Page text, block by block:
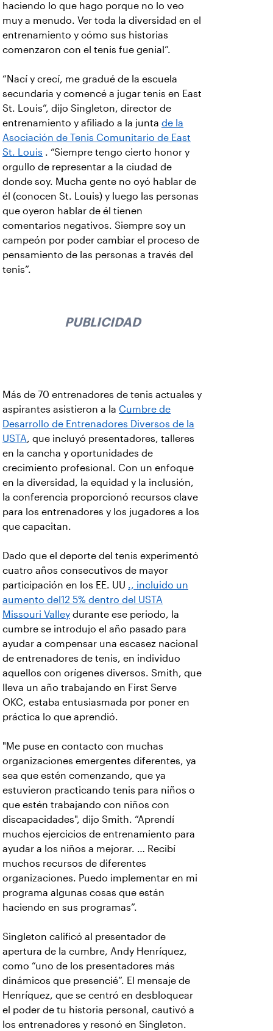
haciendo lo que hago porque no lo veo
muy a menudo. Ver toda la diversidad en el
entrenamiento y cómo sus historias
comenzaron con el tenis fue genial”.
“Nací y crecí, me gradué de la escuela
secundaria y comencé a jugar tenis en East
St. Louis”, dijo Singleton, director de
entrenamiento y afiliado a la junta de la
Asociación de Tenis Comunitario de East
St. Louis . “Siempre tengo cierto honor y
orgullo de representar a la ciudad de
donde soy. Mucha gente no oyó hablar de
él (conocen St. Louis) y luego las personas
que oyeron hablar de él tienen
comentarios negativos. Siempre soy un
campeón por poder cambiar el proceso de
pensamiento de las personas a través del
tenis”.
PUBLICIDAD
Más de 70 entrenadores de tenis actuales y
aspirantes asistieron a la Cumbre de
Desarrollo de Entrenadores Diversos de la
USTA, que incluyó presentadores, talleres
en la cancha y oportunidades de
crecimiento profesional. Con un enfoque
en la diversidad, la equidad y la inclusión,
la conferencia proporcionó recursos clave
para los entrenadores y los jugadores a los
que capacitan.
Dado que el deporte del tenis experimentó
cuatro años consecutivos de mayor
participación en los EE. UU ., incluido un
aumento del12 5% dentro del USTA
Missouri Valley durante ese periodo, la
cumbre se introdujo el año pasado para
ayudar a compensar una escasez nacional
de entrenadores de tenis, en individuo
aquellos con orígenes diversos. Smith, que
lleva un año trabajando en First Serve
OKC, estaba entusiasmada por poner en
práctica lo que aprendió.
"Me puse en contacto con muchas
organizaciones emergentes diferentes, ya
sea que estén comenzando, que ya
estuvieron practicando tenis para niños o
que estén trabajando con niños con
discapacidades", dijo Smith. “Aprendí
muchos ejercicios de entrenamiento para
ayudar a los niños a mejorar. … Recibí
muchos recursos de diferentes
organizaciones. Puedo implementar en mi
programa algunas cosas que están
haciendo en sus programas”.
Singleton calificó al presentador de
apertura de la cumbre, Andy Henríquez,
como “uno de los presentadores más
dinámicos que presencié”. El mensaje de
Henríquez, que se centró en desbloquear
el poder de tu historia personal, cautivó a
los entrenadores y resonó en Singleton.